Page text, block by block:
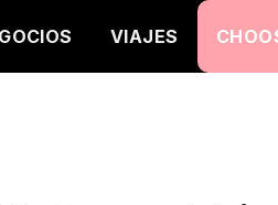
VIAJES